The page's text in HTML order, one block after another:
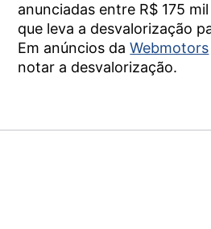
anunciadas entre R$ 175
que leva a desvalorização
Em anúncios daWebmotors
notar a desvalorização.